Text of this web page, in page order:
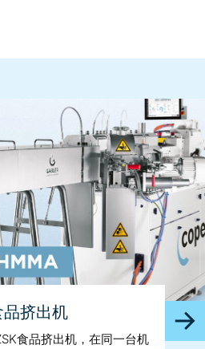
品挤出机
食品挤出机，在同一台机